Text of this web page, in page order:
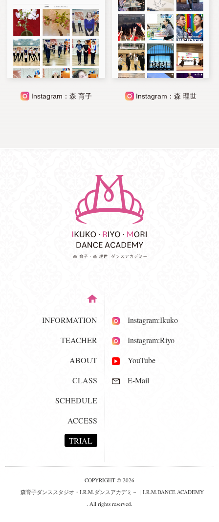
Instagram：森 育子 Instagram：森 理世
INFORMATION
TEACHER
ABOUT
CLASS
SCHEDULE
ACCESS
TRIAL
Instagram:Ikuko
Instagram:Riyo
YouTube
E-Mail
COPYRIGHT © 2026
森育子ダンススタジオ・I.R.M.ダンスアカデミ－｜I.R.M.DANCE ACADEMY
. All rights reserved.